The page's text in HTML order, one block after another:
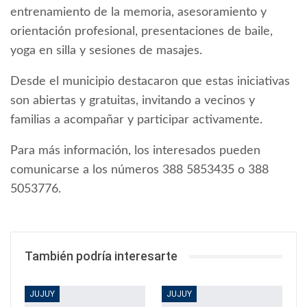
entrenamiento de la memoria, asesoramiento y
orientación profesional, presentaciones de baile,
yoga en silla y sesiones de masajes.
Desde el municipio destacaron que estas iniciativas
son abiertas y gratuitas, invitando a vecinos y
familias a acompañar y participar activamente.
Para más información, los interesados pueden
comunicarse a los números 388 5853435 o 388
5053776.
También podría interesarte
JUJUY JUJUY